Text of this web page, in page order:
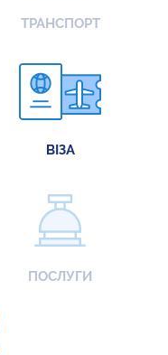
ТРАНСПОРТ
ВІЗА
ПОСЛУГИ